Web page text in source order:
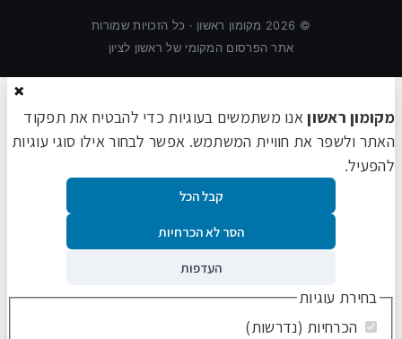
©
2026 מקומון ראשון · כל הזכויות שמורות
אתר הפרסום המקומי של ראשון לציון
×
מקומון ראשוןאנו משתמשים בעוגיות כדי להבטיח את תפקוד
האתר ולשפר את חוויית המשתמש. אפשר לבחור אילו סוגי עוגיות
להפעיל.
קבל הכל
הסר לא הכרחיות
העדפות
בחירת עוגיות
הכרחיות (נדרשות)